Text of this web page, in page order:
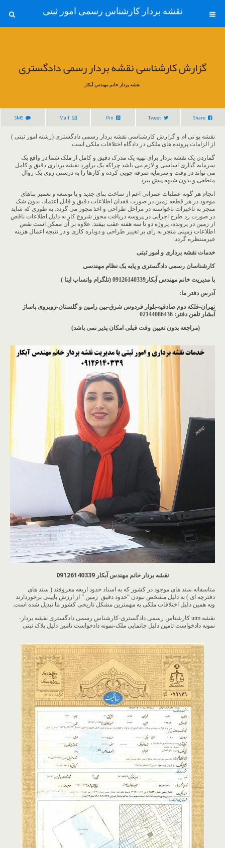
نقشه بردار کارشناس رسمی امور ثبتی
گزارش کارشناسی نقشه بردار رسمی دادگستری
نقشه بردار خانم مهندس آبکار
Share
Tweet
Pin
Mail
SMS
نقشه یو تی ام و گزارش کارشناسی نقشه بردار رسمی دادگستری (رشته امور ثبتی )
از الزامات پرونده های ملکی در دادگاه اختلافات ملکی است.
گماردن یک نقشه بردار برای تهیه یک مدرک دقیق و کامل از ملک شما در واقع یک
سرمایه گذاری اساسی و لازم می باشد چراکه یک برآورد نقشه برداری دقیق و کامل
می تواند در وقت و سرمایه صرفه جویی کرده و کارها را به درستی روی یک روال
منطقی و بدون شبهه پیش ببرد.
انجام هر گونه عملیات عمرانی اعم از ساخت بنای جدید و یا توسعه و تعمیر بناهای
موجود در هر قطعه زمین در صورت فقدان اطلاعات دقیق و قابل اعتماد، بدون شک
منجر به تاخیرات ناخواسته در مراحل طراحی و اخذ مجوز می گردد. به طوری که شاید
در صورت رد طرح اجرایی در پروسه دریافت مجوز شروع کار به دلیل اطلاعات ناقص
از زمین در پرونده، پروژه دو تا سه هفته عقب بیفتد. علاوه بر آن ممکن است نقص
اطلاعات زمینی منجر به رای بر تغییر طراحی و دوباره کاری و در نتیجه اعمال هزینه
غیرمنتظره گردد.
خدمات نقشه برداری و امور ثبتی
کارشناسان رسمی دادگستری و پایه یک نظام مهندسی
با مدیریت خانم مهندس آبکار09126140339 (تلگرام واتساپ ایتا )
آدرس دفتر ما:
تهران-فلکه دوم صادقیه-بلوار فردوس شرق-بین رامین و گلستان-روبروی پاساژ
آبشار تلفن دفتر: 02144086436
(مراجعه بدون تعیین وقت قبلی امکان پذیر نمی باشد)
نقشه بردار خانم مهندس آبکار 09126140339
متاسفانه سند های موجود در کشور که به اسناد حدود اربعه معروفند ( سند های
دفترچه ای ) به دلیل مشخص نبودن “حدود دقیق زمین ” از ارزش پایینی برخوردارند
وبه همین دلیل اختلافات ملکی به مهمترین مشکل تاریخی کشور ما تبدیل شده است.
نقشه utm کارشناس رسمی دادگستری-کارشناس رسمی دادگستری نقشه بردار-
نمونه دادخواست تامین دلیل جانمایی ملک-نمونه دادخواست تامین دلیل پلاک ثبتی